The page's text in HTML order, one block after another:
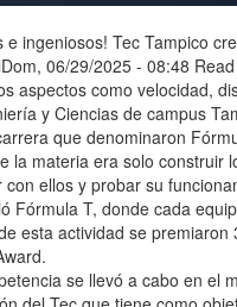
e ingeniosos! Tec Tampico
06/29/2025 - 08:48
aspectos como velocidad,
y Ciencias de campus
que denominaron
la materia era solo construir
con ellos y probar su
Fórmula T, donde cada
esta actividad se
se llevó a cabo en el